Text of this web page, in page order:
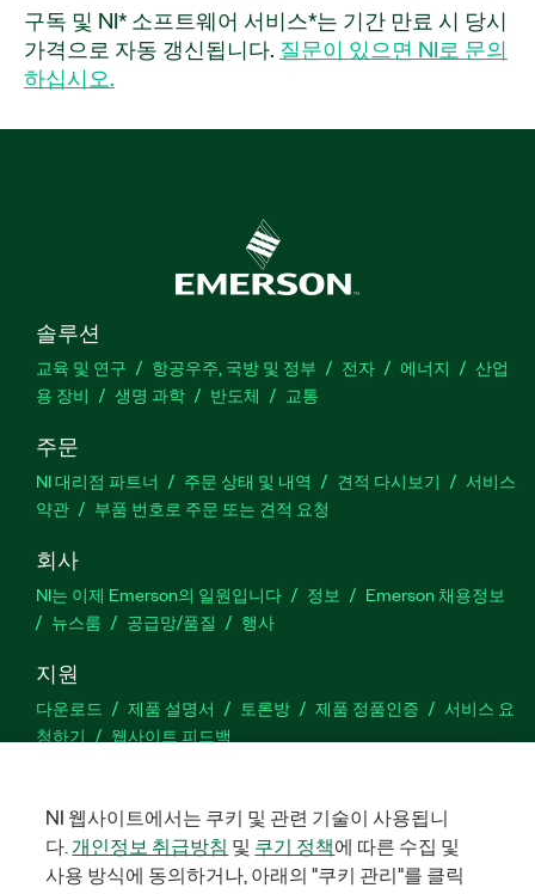
제어하고 Epson 로봇 컨트롤러에서 기존 루틴을 실
행 및 모니터링하는 데 사용할 수 있는 VI를 제공합
니다. 부품 처리, 로봇 제어, 측정, 검사, 머신 비전 및
및 자동화의 모든 측면을 통합하는 어플리케이션을
PXI 시스템과 같은 Windows 또는 LabVIEW Real-
Time 타겟에 배포할 수 있습니다. 이 애드온은 또한
오프라인 프로그래밍 및 시각화를 위해 Visual
Components 3D 시뮬레이션 소프트웨어와도 통합
됩니다.
부품 번호: 782587-35
구독 및 NI* 소프트웨어 서비스*는 기간 만료 시 당시
가격으로 자동 갱신됩니다. 질문이 있으면 NI로 문의
하십시오.
솔루션
교육 및 연구 항공우주, 국방 및 정부 전자 에너지
산업
용 장비
생명 과학 반도체 교통
주문
NI 대리점 파트너 주문 상태 및 내역 견적 다시보기
서비스
약관
부품 번호로 주문 또는 견적 요청
회사
NI는 이제 Emerson의 일원입니다 정보
Emerson 채용정보
뉴스룸
공급망/품질 행사
지원
다운로드 제품 설명서 토론방 제품 정품인증
서비스 요
청하기
웹사이트 피드백
Facebook
TwitterLinkedIn
NI 웹사이트에서는 쿠키 및 관련 기술이 사용됩니
다.개인정보 취급방침 및 쿠기 정책에 따른 수집 및
사용 방식에 동의하거나, 아래의 "쿠키 관리"를 클릭